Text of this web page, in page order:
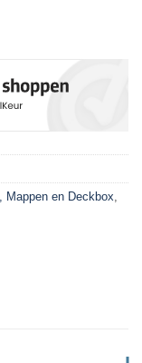
Mappen en Deckbox,